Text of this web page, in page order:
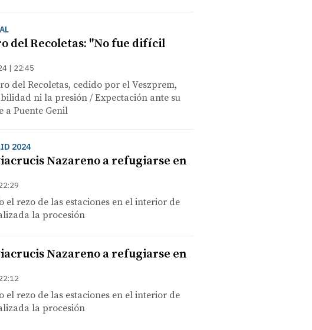
del Recoletas: "No fue difícil
| 22:45
del Recoletas, cedido por el Veszprem,
ni la presión / Expectación ante su
a Puente Genil
2024
Nazareno a refugiarse en
rezo de las estaciones en el interior de
la procesión
Nazareno a refugiarse en
rezo de las estaciones en el interior de
la procesión